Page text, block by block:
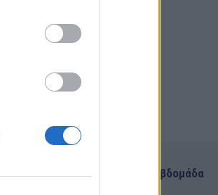
Αυτή την εβδομάδα